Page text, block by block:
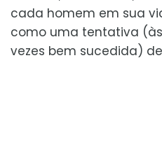
cada homem em sua
como uma tentativa
vezes bem sucedida)